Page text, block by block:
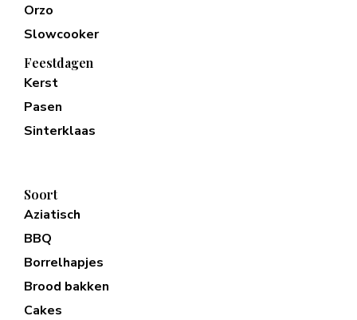
Orzo
Slowcooker
Feestdagen
Kerst
Pasen
Sinterklaas
Soort
Aziatisch
BBQ
Borrelhapjes
Brood bakken
Cakes